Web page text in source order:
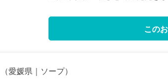
この
（愛媛県｜ソープ）